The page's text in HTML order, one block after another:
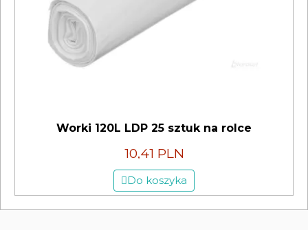
Worki 120L LDP 25 sztuk na rolce
10,41 PLN
Do koszyka